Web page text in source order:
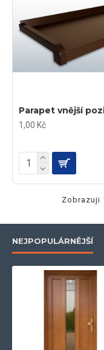
Parapet vnější
1,00 Kč
Zobrazuji
NEJPOPULÁRNĚJŠÍ